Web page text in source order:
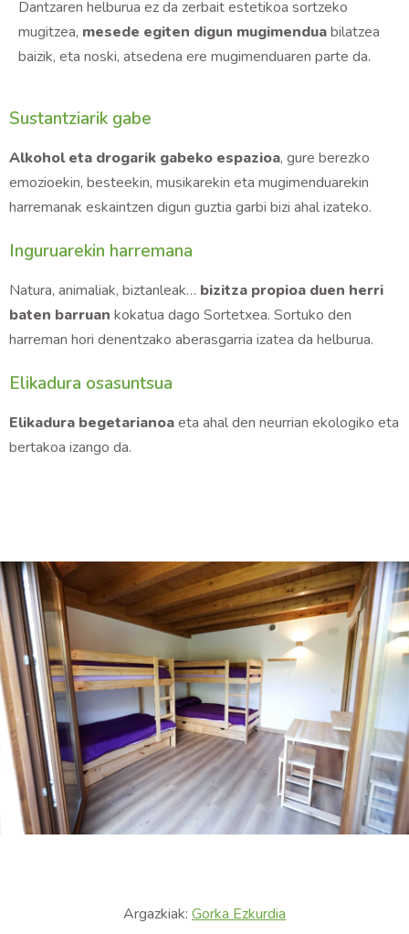
Dantzaren helburua ez da zerbait estetikoa sortzeko
mugitzea, mesede egiten digun mugimenduabilatzea
baizik, eta noski, atsedena ere mugimenduaren parte da.
Sustantziarik gabe
Alkohol eta drogarik gabeko espazioa, gure berezko
emozioekin, besteekin, musikarekin eta mugimenduarekin
harremanak eskaintzen digun guztia garbi bizi ahal izateko.
Inguruarekin harremana
Natura, animaliak, biztanleak… bizitza propioa duen herri
baten barruan kokatua dago Sortetxea. Sortuko den
harreman hori denentzako aberasgarria izatea da helburua.
Elikadura osasuntsua
Elikadura begetarianoaeta ahal den neurrian ekologiko eta
bertakoa izango da.
Argazkiak: Gorka Ezkurdia